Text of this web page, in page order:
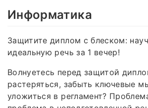
Информатика
Защитите диплом с блеском:
идеальную речь за 1 вечер!
Волнуетесь перед защитой
растеряться, забыть ключевые
уложиться в регламент?